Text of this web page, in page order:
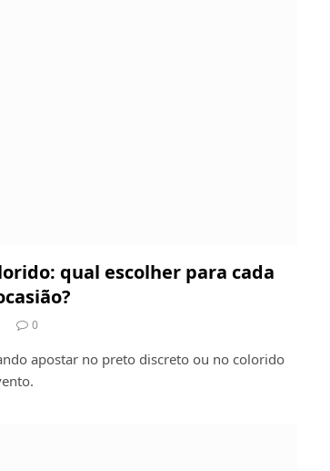
qual escolher para cada
0
apostar no preto discreto ou no colorido